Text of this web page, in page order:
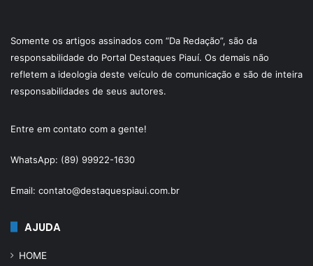
Somente os artigos assinados com “Da Redação”, são da
responsabilidade do Portal Destaques Piauí. Os demais não
refletem a ideologia deste veículo de comunicação e são de inteira
responsabilidades de seus autores.
Entre em contato com a gente!
WhatsApp: (89) 99922-1630
Email: contato@destaquespiaui.com.br
AJUDA
HOME